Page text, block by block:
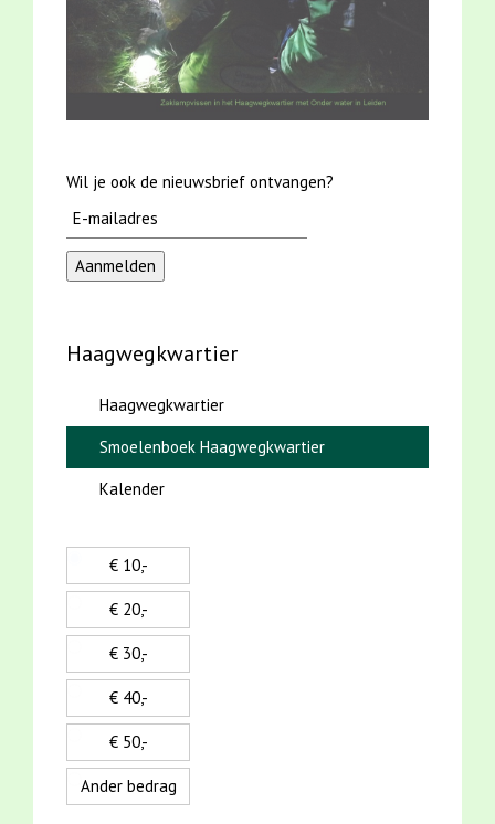
Wil je ook de nieuwsbrief ontvangen?
Haagwegkwartier
Haagwegkwartier
Smoelenboek Haagwegkwartier
Kalender
€ 10,-
€ 20,-
€ 30,-
€ 40,-
€ 50,-
Ander bedrag